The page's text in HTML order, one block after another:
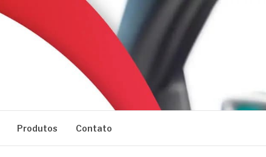
Produtos Contato